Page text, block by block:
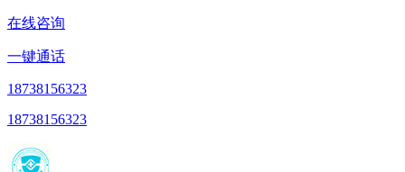
在线咨询
一键通话
18738156323
18738156323